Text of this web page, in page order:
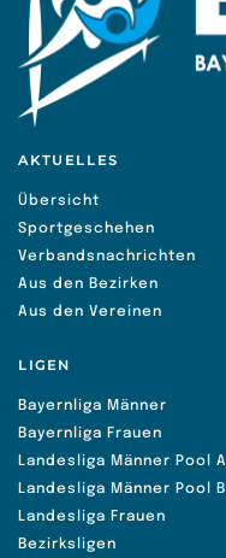
AKTUELLES
Übersicht
Sportgeschehen
Verbandsnachrichten
Aus den Bezirken
Aus den Vereinen
LIGEN
Bayernliga Männer
Bayernliga Frauen
Landesliga Männer Pool A
Landesliga Männer Pool B
Landesliga Frauen
Bezirksligen